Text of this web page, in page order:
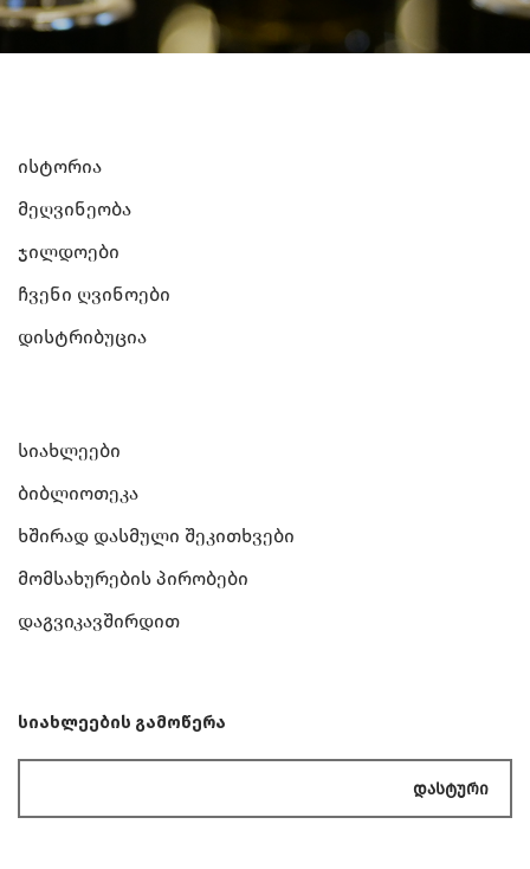
Ისტორია
Მეღვინეობა
Ჯილდოები
Ჩვენი Ღვინოები
Დისტრიბუცია
Სიახლეები
Ბიბლიოთეკა
Ხშირად Დასმული Შეკითხვები
Მომსახურების Პირობები
Დაგვიკავშირდით
სიახლეების გამოწერა
Დასტური